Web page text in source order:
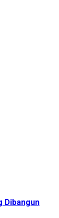
Dibangun